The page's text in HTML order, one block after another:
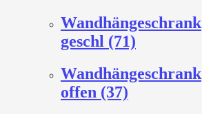
Wandhängeschrank
geschl (71)
Wandhängeschrank
offen (37)